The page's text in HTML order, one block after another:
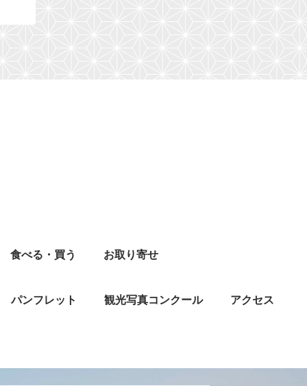
食べる・買う お取り寄せ
パンフレット 観光写真コンクール アクセス